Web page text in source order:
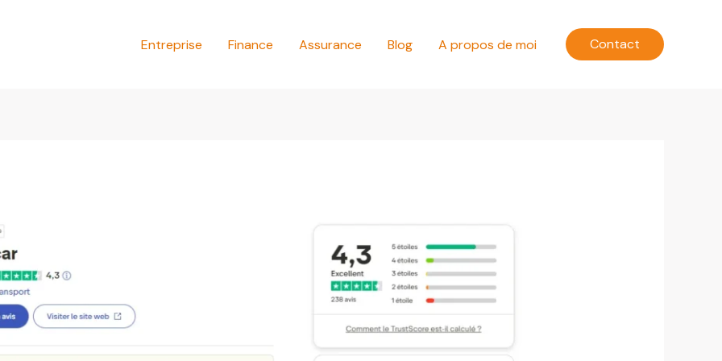
Entreprise Finance Assurance Blog A propos de moi Contact